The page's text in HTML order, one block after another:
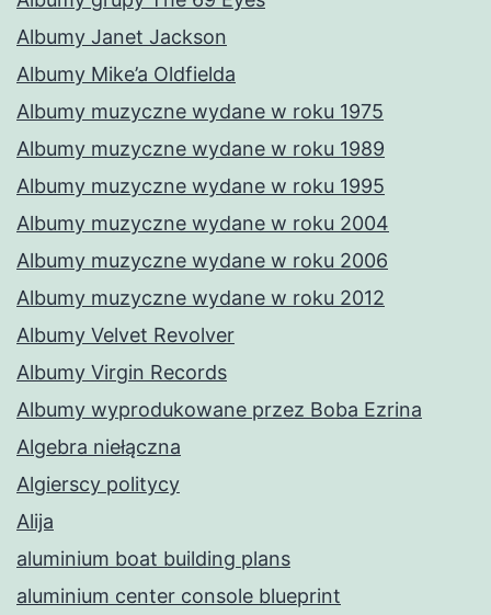
Albumy Janet Jackson
Albumy Mike’a Oldfielda
Albumy muzyczne wydane w roku 1975
Albumy muzyczne wydane w roku 1989
Albumy muzyczne wydane w roku 1995
Albumy muzyczne wydane w roku 2004
Albumy muzyczne wydane w roku 2006
Albumy muzyczne wydane w roku 2012
Albumy Velvet Revolver
Albumy Virgin Records
Albumy wyprodukowane przez Boba Ezrina
Algebra niełączna
Algierscy politycy
Alija
aluminium boat building plans
aluminium center console blueprint